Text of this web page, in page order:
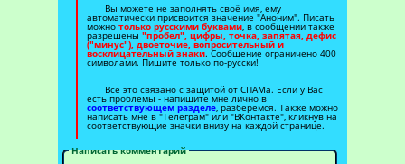
Вы можете не заполнять своё имя, ему
автоматически присвоится значение "Аноним". Писать
можно только русскими буквами, в сообщении также
разрешены "пробел", цифры, точка, запятая, дефис
("минус"), двоеточие, вопросительный и
восклицательный знаки. Сообщение ограничено 400
символами. Пишите только по-русски!
Всё это связано с защитой от СПАМа. Если у Вас
есть проблемы - напишите мне лично в
соответствующем разделе, разберёмся. Также можно
написать мне в "Телеграм" или "ВКонтакте", кликнув на
соответствующие значки внизу на каждой странице.
Написать комментарий